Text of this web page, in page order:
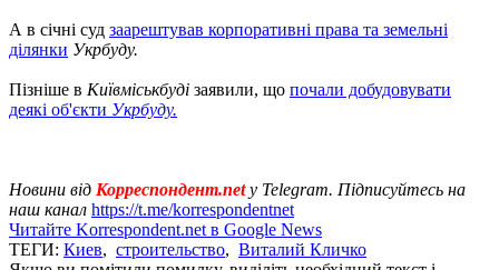
А в січні суд заарештував корпоративні права та земельні
ділянки Укрбуду.
Пізніше в Київміськбуді заявили, що почали добудовувати
деякі об'єкти Укрбуду.
Новини від Корреспондент.net у Telegram. Підписуйтесь на
наш канал https://t.me/korrespondentnet
Читайте Korrespondent.net в Google News
ТЕГИ: Киев, строительство, Виталий Кличко